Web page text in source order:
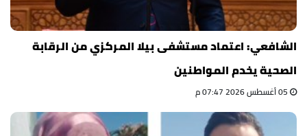
الشافعي: اعتماد مستشفى بيلا المركزي من الرقابة
الصحية يخدم المواطنين